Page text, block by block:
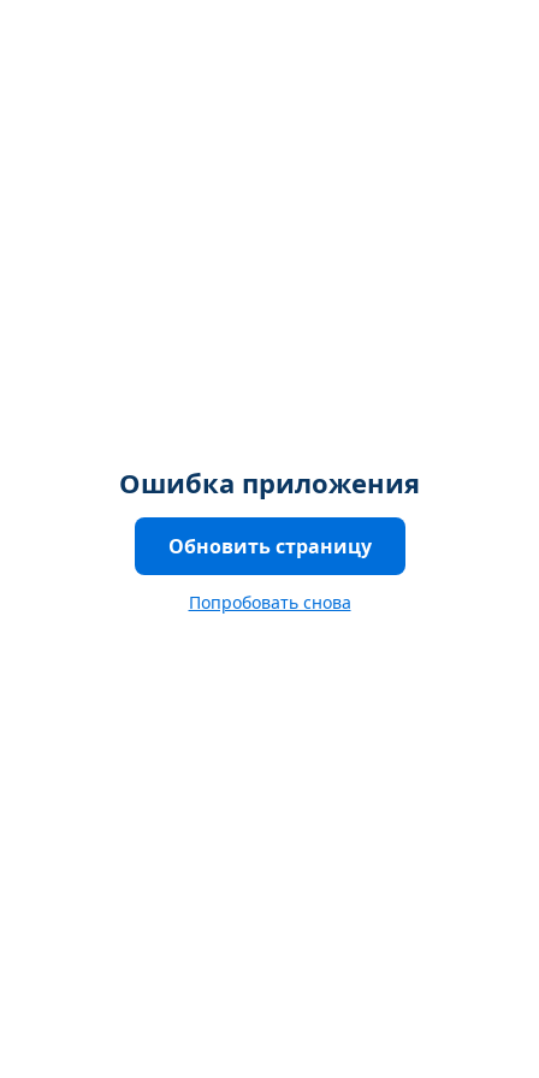
Ошибка приложения
Обновить страницу
Попробовать снова